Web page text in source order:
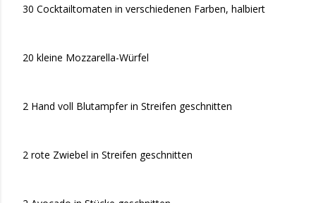
30 Cocktailtomaten in verschiedenen Farben, halbiert
20 kleine Mozzarella-Würfel
2 Hand voll Blutampfer in Streifen geschnitten
2 rote Zwiebel in Streifen geschnitten